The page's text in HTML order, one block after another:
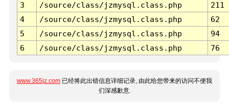
3 /source/class/jzmysql.class.php
211
4
/source/class/jzmysql.class.php
62
5
/source/class/jzmysql.class.php
94
6
/source/class/jzmysql.class.php 76
www.365jz.com 已经将此出错信息详细记录, 由此给您带来的访问不便我
们深感歉意.